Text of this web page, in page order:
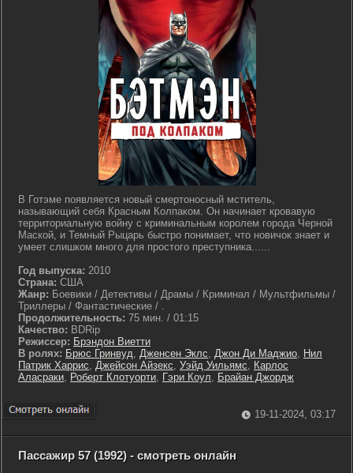
В Готэме появляется новый смертоносный мститель,
называющий себя Красным Колпаком. Он начинает кровавую
территориальную войну с криминальным королем города Черной
Маской, и Темный Рыцарь быстро понимает, что новичок знает и
умеет слишком много для простого преступника......
Год выпуска: 2010
Страна: США
Жанр: Боевики / Детективы / Драмы / Криминал / Мультфильмы /
Триллеры / Фантастические / .
Продолжительность: 75 мин. / 01:15
Качество: BDRip
Режиссер: Брэндон Виетти
В ролях: Брюс Гринвуд, Дженсен Эклс, Джон Ди Маджио, Нил
Патрик Харрис, Джейсон Айзекс, Уэйд Уильямс, Карлос
Аласраки, Роберт Клотуорти, Гэри Коул, Брайан Джордж
19-11-2024, 03:17
Пассажир 57 (1992) - смотреть онлайн